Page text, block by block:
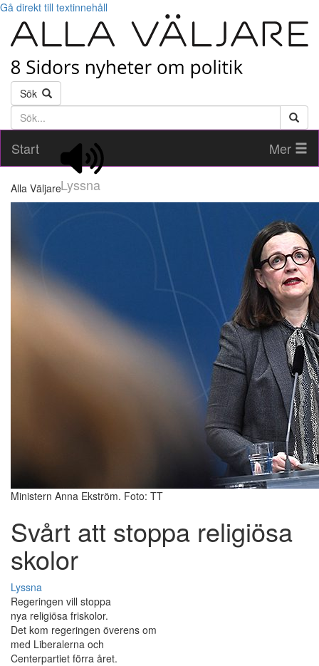
Gå direkt till textinnehåll
Sök
Söktext
Start
Lyssna
Mer
Alla Väljare
Ministern Anna Ekström. Foto: TT
Svårt att stoppa religiösa
skolor
Lyssna
Regeringen vill stoppa
nya religiösa friskolor.
Det kom regeringen överens om
med Liberalerna och
Centerpartiet förra året.